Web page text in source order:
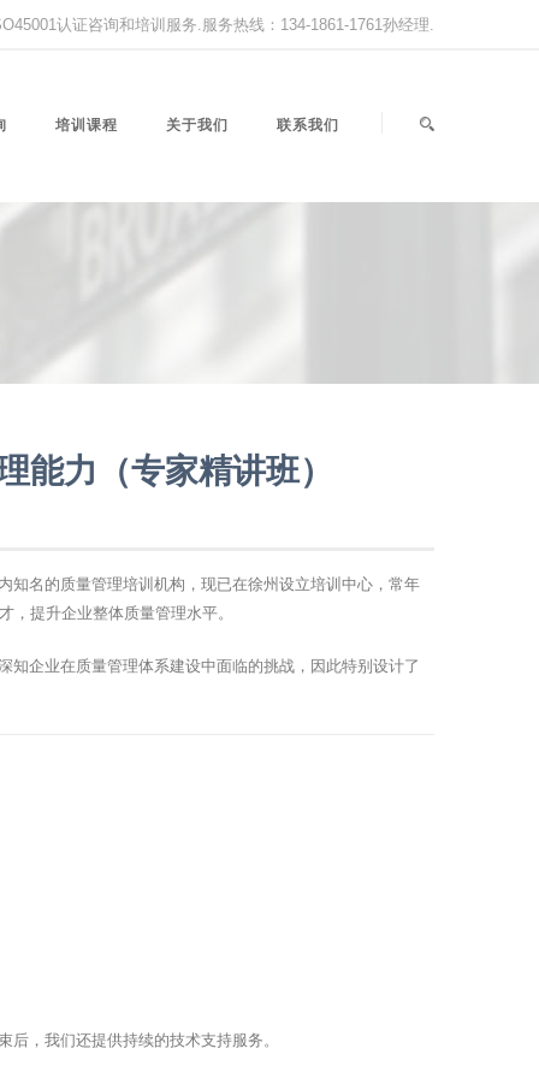
认证咨询和培训服务.服务热线：134-1861-1761孙经理.
培训课程 关于我们 联系我们
能力（专家精讲班）
知名的质量管理培训机构，现已在徐州设立培训中心，常年
提升企业整体质量管理水平。
企业在质量管理体系建设中面临的挑战，因此特别设计了
，我们还提供持续的技术支持服务。